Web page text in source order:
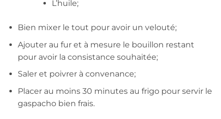
L’huile;
Bien mixer le tout pour avoir un velouté;
Ajouter au fur et à mesure le bouillon restant
pour avoir la consistance souhaitée;
Saler et poivrer à convenance;
Placer au moins 30 minutes au frigo pour servir le
gaspacho bien frais.